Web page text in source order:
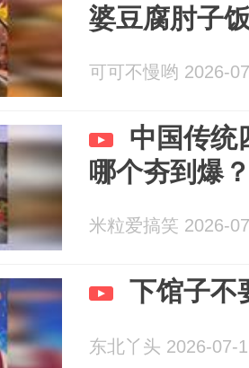
婆豆腐肘子
可可不慢哟 2026-
中国传统
哪个夯到爆
米粒爱搞笑 2026-
下馆子不
东北丫头 2026-07-